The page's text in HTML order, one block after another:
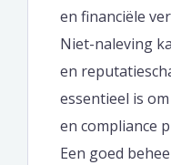
en financiële
Niet-naleving
en
essentieel is
en compliance
Een goed